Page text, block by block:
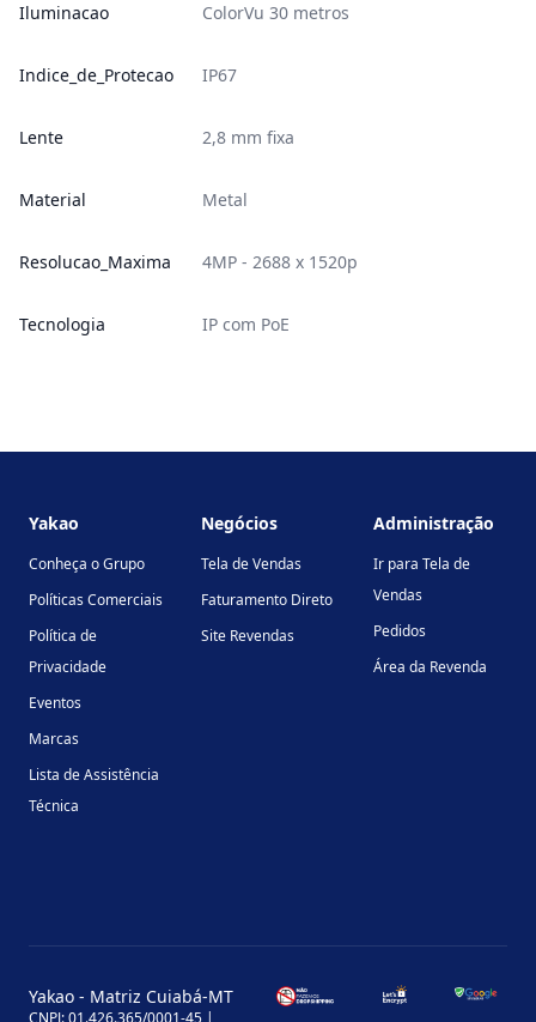
Iluminacao ColorVu 30 metros
Indice_de_Protecao IP67
Lente 2,8 mm fixa
Material Metal
Resolucao_Maxima 4MP - 2688 x 1520p
Tecnologia IP com PoE
Yakao
Conheça o Grupo
Políticas Comerciais
Política de
Privacidade
Eventos
Marcas
Lista de Assistência
Técnica
Negócios
Tela de Vendas
Faturamento Direto
Site Revendas
Administração
Ir para Tela de
Vendas
Pedidos
Área da Revenda
Yakao - Matriz Cuiabá-MT
CNPJ: 01.426.365/0001-45 |